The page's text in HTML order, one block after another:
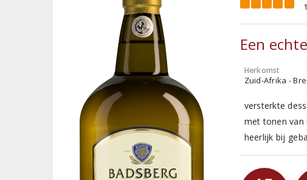
Een
Herkomst
Zuid-Afrika -
versterkte
met tonen van
heerlijk bij